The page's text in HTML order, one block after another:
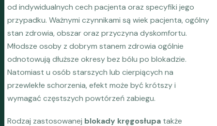
od indywidualnych cech pacjenta oraz specyfiki jego
przypadku. Ważnymi czynnikami są wiek pacjenta, ogólny
stan zdrowia, obszar oraz przyczyna dyskomfortu.
Młodsze osoby z dobrym stanem zdrowia ogólnie
odnotowują dłuższe okresy bez bólu po blokadzie.
Natomiast u osób starszych lub cierpiących na
przewlekłe schorzenia, efekt może być krótszy i
wymagać częstszych powtórzeń zabiegu.
Rodzaj zastosowanej blokady kręgosłupa także